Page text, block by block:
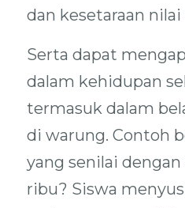
dan kesetaraan nilai
Serta dapat
dalam kehidupan
termasuk dalam
di warung. Contoh
yang senilai
ribu? Siswa